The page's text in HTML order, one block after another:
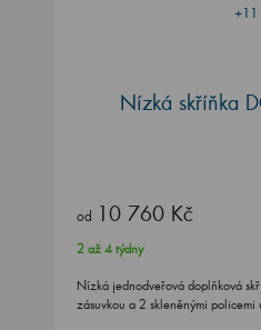
+11
Nízká skříňka
od 10 760 Kč
2 až 4 týdny
Nízká jednodveřová doplňková
zásuvkou a 2 skleněnými policemi